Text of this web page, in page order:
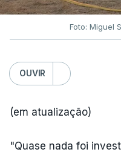
Foto: Miguel
OUVIR
(em atualização)
"Quase nada foi